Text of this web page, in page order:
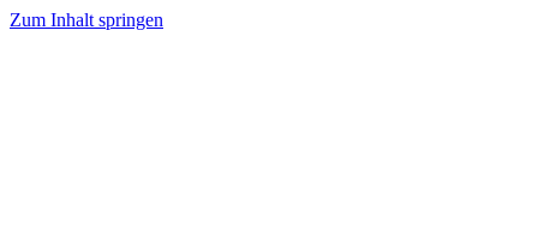
Zum Inhalt springen